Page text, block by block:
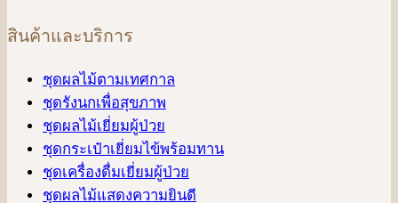
สินค้าและบริการ
ชุดผลไม้ตามเทศกาล
ชุดรังนกเพื่อสุขภาพ
ชุดผลไม้เยี่ยมผู้ป่วย
ชุดกระเป๋าเยี่ยมไข้พร้อมทาน
ชุดเครื่องดื่มเยี่ยมผู้ป่วย
ชุดผลไม้แสดงความยินดี